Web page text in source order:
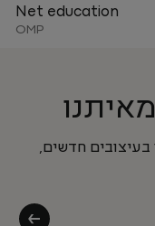
Net education
OMP
חדשים,